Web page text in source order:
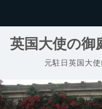
英国大使の御
元駐日英国大